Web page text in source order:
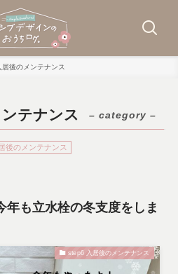
後のメンテナンス
テナンス – category –
後のメンテナンス
年も立水栓の冬支度をしま
step6 入居後のメンテナンス